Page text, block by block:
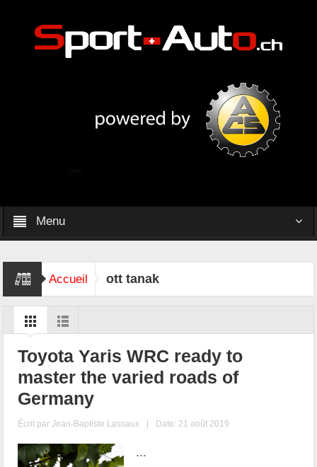
Menu
Accueil ott tanak
Toyota Yaris WRC ready to
master the varied roads of
Germany
Écrit parJean-Baptiste Lassaux | Date: 21 août 2019
...